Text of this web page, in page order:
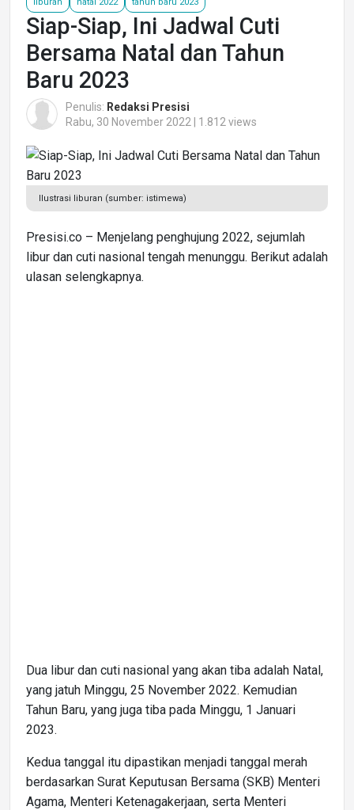
Siap-Siap, Ini Jadwal Cuti
Bersama Natal dan Tahun
Baru 2023
Penulis: Redaksi Presisi
Rabu, 30 November 2022 | 1.812 views
Ilustrasi liburan (sumber: istimewa)
Presisi.co – Menjelang penghujung 2022, sejumlah
libur dan cuti nasional tengah menunggu. Berikut adalah
ulasan selengkapnya.
Dua libur dan cuti nasional yang akan tiba adalah Natal,
yang jatuh Minggu, 25 November 2022. Kemudian
Tahun Baru, yang juga tiba pada Minggu, 1 Januari
2023.
Kedua tanggal itu dipastikan menjadi tanggal merah
berdasarkan Surat Keputusan Bersama (SKB) Menteri
Agama, Menteri Ketenagakerjaan, serta Menteri